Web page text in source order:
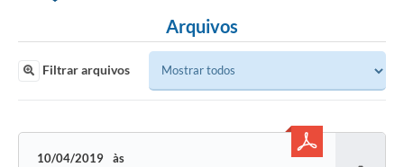
Arquivos
Filtrar arquivos
10/04/2019